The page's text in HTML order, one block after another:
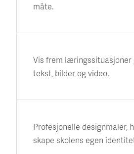
måte.
Vis frem læringssituasjoner
tekst, bilder og video.
Profesjonelle designmaler,
skape skolens egen